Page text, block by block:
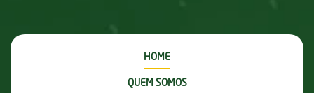
HOME
QUEM SOMOS